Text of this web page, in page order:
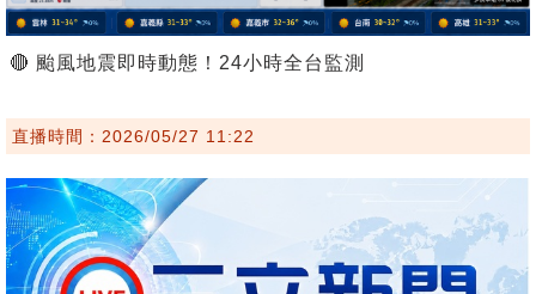
🔴 颱風地震即時動態！24小時全台監測
直播時間：2026/05/27 11:22